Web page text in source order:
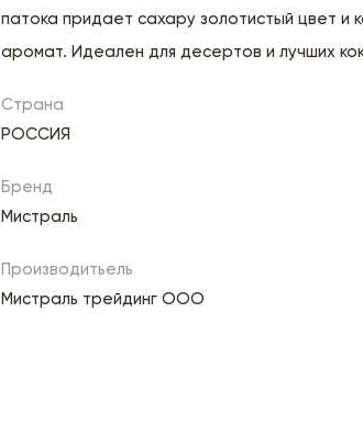
патока придает сахару золотистый цвет и
аромат. Идеален для десертов и лучших
Страна
РОССИЯ
Бренд
Мистраль
Производитьель
Мистраль трейдинг ООО